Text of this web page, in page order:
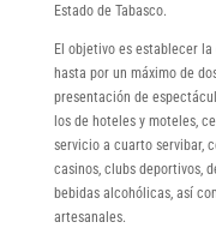
Estado de Tabasco.
El objetivo es establecer
hasta por un máximo de
presentación de
los de hoteles y moteles,
servicio a cuarto servibar,
casinos, clubs deportivos,
bebidas alcohólicas, así
artesanales.